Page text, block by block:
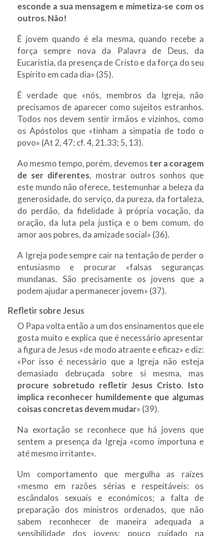
esconde a sua mensagem e mimetiza-se com os
outros. Não!
É jovem quando é ela mesma, quando recebe a
força sempre nova da Palavra de Deus, da
Eucaristia, da presença de Cristo e da força do seu
Espírito em cada dia» (35).
É verdade que «nós, membros da Igreja, não
precisamos de aparecer como sujeitos estranhos.
Todos nos devem sentir irmãos e vizinhos, como
os Apóstolos que «tinham a simpatia de todo o
povo» (At 2, 47; cf. 4, 21.33; 5, 13).
Ao mesmo tempo, porém, devemos ter a coragem
de ser diferentes, mostrar outros sonhos que
este mundo não oferece, testemunhar a beleza da
generosidade, do serviço, da pureza, da fortaleza,
do perdão, da fidelidade à própria vocação, da
oração, da luta pela justiça e o bem comum, do
amor aos pobres, da amizade social» (36).
A Igreja pode sempre cair na tentação de perder o
entusiasmo e procurar «falsas seguranças
mundanas. São precisamente os jovens que a
podem ajudar a permanecer jovem» (37).
Refletir sobre Jesus
O Papa volta então a um dos ensinamentos que ele
gosta muito e explica que é necessário apresentar
a figura de Jesus «de modo atraente e eficaz» e diz:
«Por isso é necessário que a Igreja não esteja
demasiado debruçada sobre si mesma, mas
procure sobretudo refletir Jesus Cristo. Isto
implica reconhecer humildemente que algumas
coisas concretas devem mudar» (39).
Na exortação se reconhece que há jovens que
sentem a presença da Igreja «como importuna e
até mesmo irritante».
Um comportamento que mergulha as raízes
«mesmo em razões sérias e respeitáveis: os
escândalos sexuais e económicos; a falta de
preparação dos ministros ordenados, que não
sabem reconhecer de maneira adequada a
sensibilidade dos jovens; pouco cuidado na